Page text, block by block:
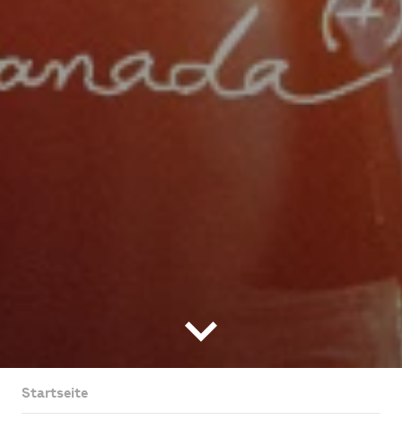
Startseite